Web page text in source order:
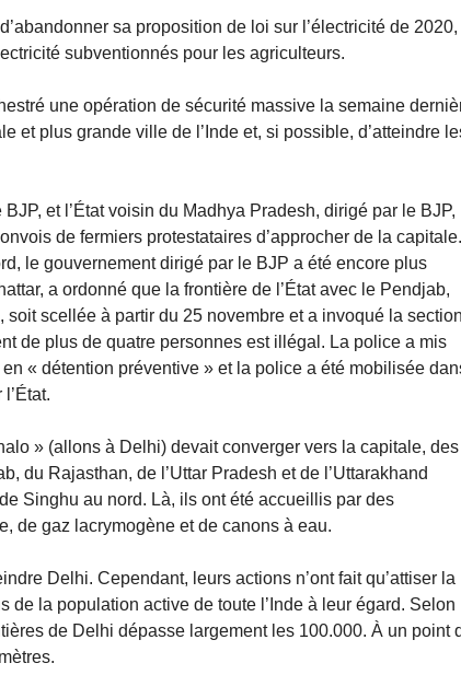
sa proposition de loi sur l’électricité de 2020,
subventionnés pour les agriculteurs.
une opération de sécurité massive la semaine
et plus grande ville de l’Inde et, si possible, d’atteindre
et l’État voisin du Madhya Pradesh, dirigé par le BJP,
de fermiers protestataires d’approcher de la capitale.
le gouvernement dirigé par le BJP a été encore plus
a ordonné que la frontière de l’État avec le Pendjab,
soit scellée à partir du 25 novembre et a invoqué la section
de plus de quatre personnes est illégal. La police a mis
« détention préventive » et la police a été mobilisée
» (allons à Delhi) devait converger vers la capitale, des
du Rajasthan, de l’Uttar Pradesh et de l’Uttarakhand
Singhu au nord. Là, ils ont été accueillis par des
de gaz lacrymogène et de canons à eau.
Delhi. Cependant, leurs actions n’ont fait qu’attiser la
la population active de toute l’Inde à leur égard. Selon
de Delhi dépasse largement les 100.000. À un point